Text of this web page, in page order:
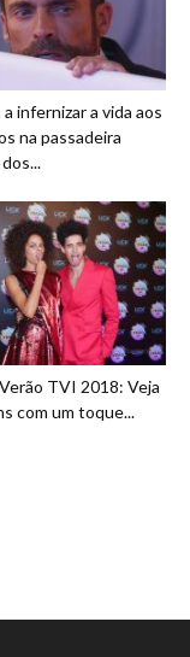
infernizar a vida aos
na passadeira
TVI 2018: Veja
com um toque...